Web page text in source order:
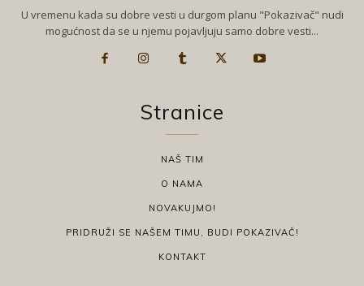
U vremenu kada su dobre vesti u durgom planu "Pokazivač" nudi
mogućnost da se u njemu pojavljuju samo dobre vesti...
Stranice
NAŠ TIM
O NAMA
NOVAKUJMO!
PRIDRUŽI SE NAŠEM TIMU, BUDI POKAZIVAČ!
KONTAKT